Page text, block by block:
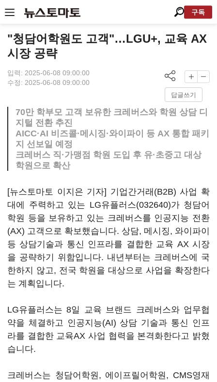
구독
"청담어학원도 고객"…LGU+, 교육 AX
시장 공략
입력: 2025-06-08 09:00:00
수정: 2025-06-08 09:00:00
답글쓰기
70만 학부모 고객 보유한 크레버스와 학원 상담 디
지털 전환 추진
AICC·AI 비즈콜·메시징·와이파이 등 AX 통합 패키
지 선보일 예정
크레버스 직·가맹점 학원 도입 후 유·초중고 대상
학원으로 확산
[뉴스토마토 이지은 기자] 기업간거래(B2B) 사업 확
대에 주력하고 있는 LG유플러스(032640)가 청담어
학원 등을 보유하고 있는 크레버스를 인공지능 전환
(AX) 고객으로 확보했습니다. 상담, 메시징, 와이파이
등 상담기술과 통신 인프라를 결합한 교육 AX 시장
을 공략하기 위함입니다. 내년부터는 크레버스에 국
한하지 않고, 전국 학원을 대상으로 사업을 확장한다
는 계획입니다.
LG유플러스는 8일 교육 브랜드 크레버스와 업무협
약을 체결하고 인공지능(AI) 상담 기술과 통신 인프
라를 결합한 교육AX 사업 협력을 본격화한다고 밝혔
습니다.
크레버스는 청담어학원, 에이프릴어학원, CMS영재